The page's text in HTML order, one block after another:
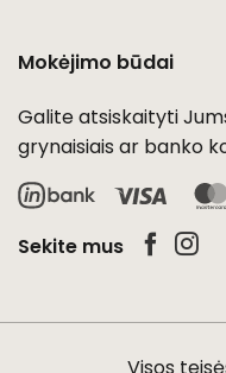
Mokėjimo būdai
Galite atsiskaityti
grynaisiais ar banko
Visa
Sekite mus
Visos